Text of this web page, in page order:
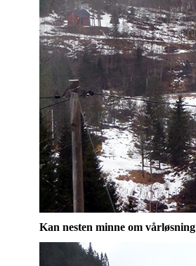
Kan nesten minne om vårløsning